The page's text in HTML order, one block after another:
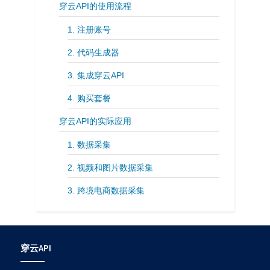
穿云API的使用流程
1. 注册账号
2. 代码生成器
3. 集成穿云API
4. 购买套餐
穿云API的实际应用
1. 数据采集
2. 视频和图片数据采集
3. 跨境电商数据采集
穿云API